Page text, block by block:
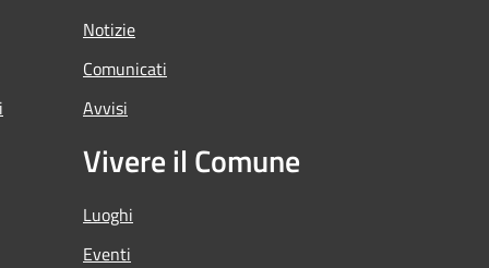
Notizie
Comunicati
Avvisi
Vivere il Comune
Luoghi
Eventi